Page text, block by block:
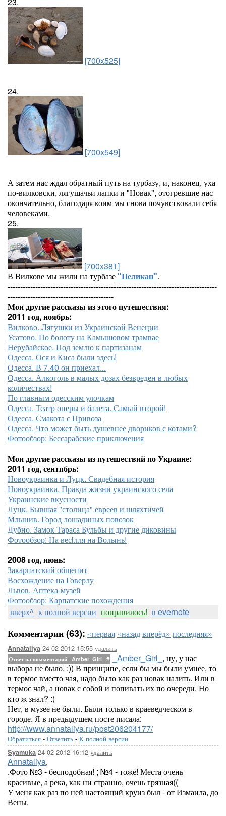
[700x525]
24.
[700x549]
А затем нас ждал обратный путь на турбазу, и, наконец, уха
по-вилковски, лягушачьи лапки и "Новак", отогревшие нас
окончательно, благодаря коим мы снова почувствовали себя
человеками.
25.
[700x381]
В Вилкове мы жили на турбазе"Пеликан".
-----------------------------------------------------------------------------------
------------------------------------------
Мои другие рассказы из этого путешествия:
2011 год, ноябрь:
Вилково. Лягушки из Украинской Венеции
Усатово. По болоту на Камышовом трамвае
Нерубайское. Под землю к партизанам
Одесса. Ося и Киса были здесь!
Одесса. В 7.40 он приехал...
Одесса. Алкоголь в малых дозах безвреден в любых
количествах!
По главным одесским улочкам
Одесса. Театр оперы и балета. Самый второй!
Одесса. Смакота с Привоза
Одесса. Что может быть душевнее двориков с котами?
Фотообзор: Бессарабские приключения
Мои другие рассказы из путешествий по Украине:
2011 год, сентябрь:
Новоукраинка и Луцк. Свадебная история
Новоукраинка. Правда жизни украинского села
Украинские вкусности
Луцк. Бывшая "столица" евреев и шляхтичей
Млынив. Город лошадиных повозок
Дубно. Замок Тараса Бульбы и другие диковины
Фотообзор: На весiлля на Волынь!
2008 год, июнь:
Закарпатский общепит
Восхождение на Говерлу
Львов. Аптека-музей
Фотообзор: Карпатские похождения
вверх^ к полной версии понравилось! в evernote
Комментарии (63): «первая «назадвперёд» последняя»
Annataliya 24-02-2012-15:55 удалить
Ответ на комментарий _Amber_Girl_ # _Amber_Girl_ , ну, у нас
выбора не было. :)) В принципе, если бы мы были умнее, то
в термос вместо чая, надо было как раз новак налить. Или в
термос чай, а новак с собой и попивать их по очереди. Но
кто ж знал? :)
Нет, в музее не были. Были только в краеведческом в
городе. Я в предыдущем посте писала:
http://www.annataliya.ru/post206204177/
Обратиться - Ответить - К полной версии
Syamuka 24-02-2012-16:12 удалить
Annataliya,
.Фото №3 - бесподобная! ; №4 - тоже! Места очень
красивые, а река, как ни странно, очень грязная((
У меня как раз по ней настоящий круиз был - от Измаила, до
Вены.